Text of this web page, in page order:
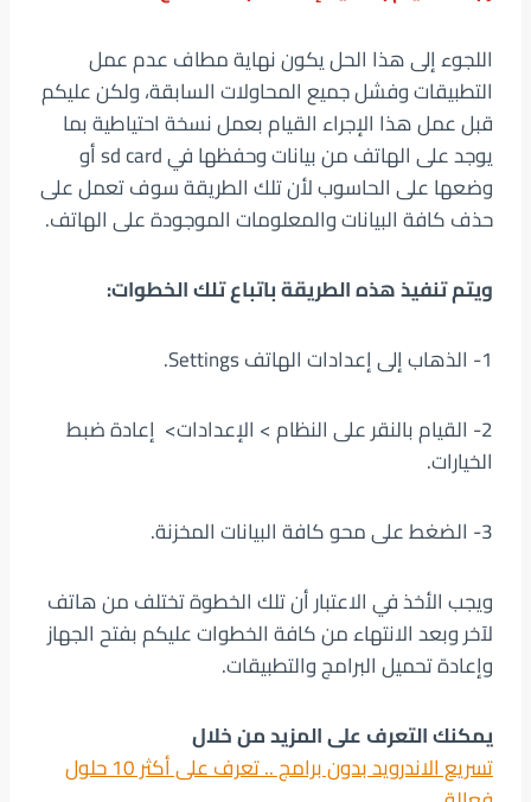
اللجوء إلى هذا الحل يكون نهاية مطاف عدم عمل
التطبيقات وفشل جميع المحاولات السابقة، ولكن عليكم
قبل عمل هذا الإجراء القيام بعمل نسخة احتياطية بما
يوجد على الهاتف من بيانات وحفظها في sd card أو
وضعها على الحاسوب لأن تلك الطريقة سوف تعمل على
حذف كافة البيانات والمعلومات الموجودة على الهاتف.
ويتم تنفيذ هذه الطريقة باتباع تلك الخطوات:
1- الذهاب إلى إعدادات الهاتف Settings.
2- القيام بالنقر على النظام > الإعدادات> إعادة ضبط
الخيارات.
3- الضغط على محو كافة البيانات المخزنة.
ويجب الأخذ في الاعتبار أن تلك الخطوة تختلف من هاتف
لآخر وبعد الانتهاء من كافة الخطوات عليكم بفتح الجهاز
وإعادة تحميل البرامج والتطبيقات.
يمكنك التعرف على المزيد من خلال
تسريع الاندرويد بدون برامج .. تعرف على أكثر 10 حلول